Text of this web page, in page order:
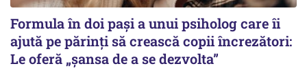
Formula în doi pași a unui psiholog care îi
ajută pe părinți să crească copii încrezători:
Le oferă „șansa de a se dezvolta”